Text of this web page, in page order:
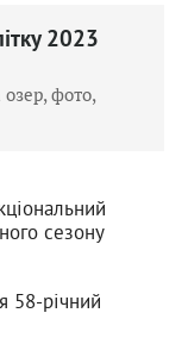
2023
озер, фото,
сезону
58-річний